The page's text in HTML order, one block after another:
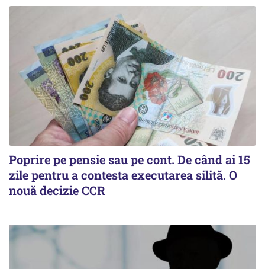
Poprire pe pensie sau pe cont. De când ai 15
zile pentru a contesta executarea silită. O
nouă decizie CCR